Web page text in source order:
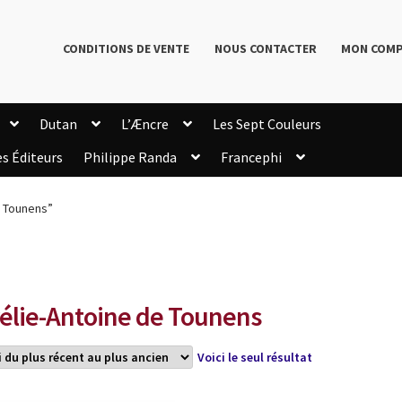
CONDITIONS DE VENTE NOUS CONTACTER MON
Dutan L’Æncre
Les Sept Couleurs
Éditeurs Philippe Randa
Francephi
Antoine de Tounens
Voici le seul résultat